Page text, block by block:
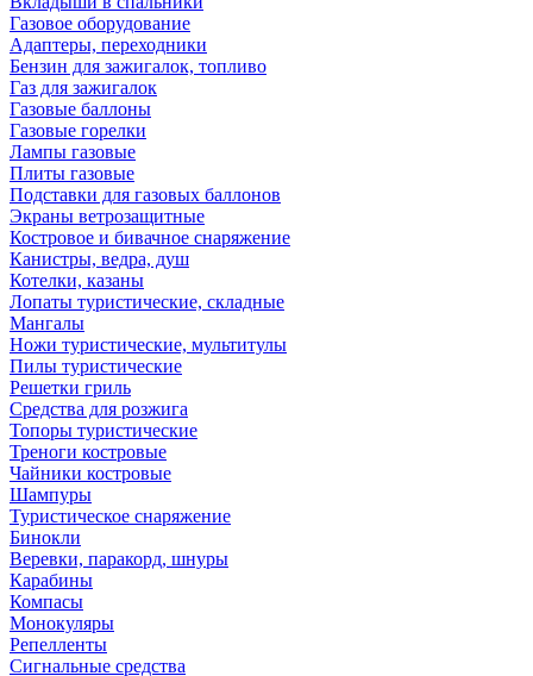
Газовое оборудование
Адаптеры, переходники
Бензин для зажигалок, топливо
Газ для зажигалок
Газовые баллоны
Газовые горелки
Лампы газовые
Плиты газовые
Подставки для газовых баллонов
Экраны ветрозащитные
Костровое и бивачное снаряжение
Канистры, ведра, душ
Котелки, казаны
Лопаты туристические, складные
Мангалы
Ножи туристические, мультитулы
Пилы туристические
Решетки гриль
Средства для розжига
Топоры туристические
Треноги костровые
Чайники костровые
Шампуры
Туристическое снаряжение
Бинокли
Веревки, паракорд, шнуры
Карабины
Компасы
Монокуляры
Репелленты
Сигнальные средства